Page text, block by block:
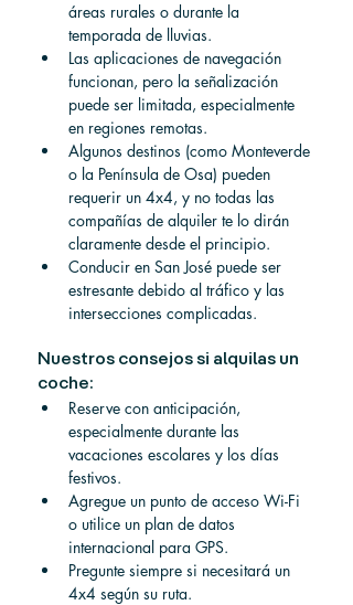
áreas rurales o durante la
temporada de lluvias.
Las aplicaciones de navegación
funcionan, pero la señalización
puede ser limitada, especialmente
en regiones remotas.
Algunos destinos (como Monteverde
o la Península de Osa) pueden
requerir un 4x4, y no todas las
compañías de alquiler te lo dirán
claramente desde el principio.
Conducir en San José puede ser
estresante debido al tráfico y las
intersecciones complicadas.
Nuestros consejos si alquilas un
coche:
Reserve con anticipación,
especialmente durante las
vacaciones escolares y los días
festivos.
Agregue un punto de acceso Wi-Fi
o utilice un plan de datos
internacional para GPS.
Pregunte siempre si necesitará un
4x4 según su ruta.